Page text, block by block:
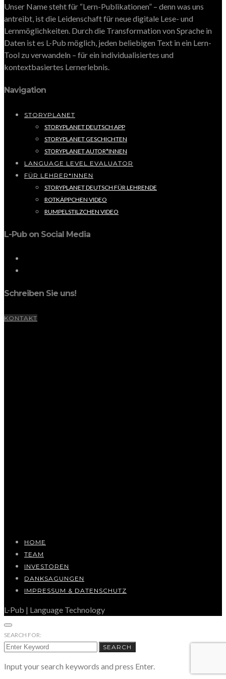
Unser Name steht für “Lern-Publikationen” – denn was uns
antreibt, ist die Leidenschaft für neue digitale Lese- und
Lernmöglichkeiten. Durch die Transformation von Sprache in
Daten ist es L-Pub möglich, jeden beliebigen Text in ein Lern-
Tool zu verwandeln – für ein individualisiertes und
kontextbasiertes Lernerlebnis.
Navigation
STORYPLANET
STORYPLANET DEUTSCH APP
STORYPLANET GESCHICHTEN
STORYPLANET AUTOR*INNEN
LANGUAGE LEVEL EVALUATOR
FÜR LEHRER*INNEN
STORYPLANET DEUTSCH FÜR LEHRENDE
ROTKÄPPCHEN VIDEO
RUMPELSTILZCHEN VIDEO
L-Pub on Social Media
Schreiben Sie uns!
KONTAKT
HOME
TEAM
INVESTOREN
DANKSAGUNGEN
IMPRESSUM & DATENSCHUTZ
L-Pub | Language Technology
SEARCH FOR:
SEARCH
Input your search keywords and press Enter.